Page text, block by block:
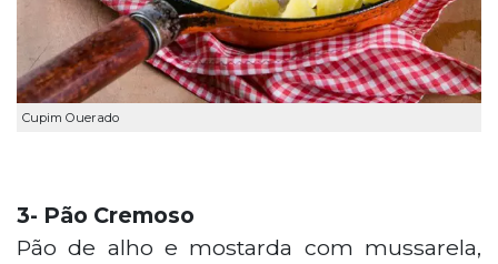
Cupim Ouerado
3- Pão Cremoso
Pão de alho e mostarda com mussarela,